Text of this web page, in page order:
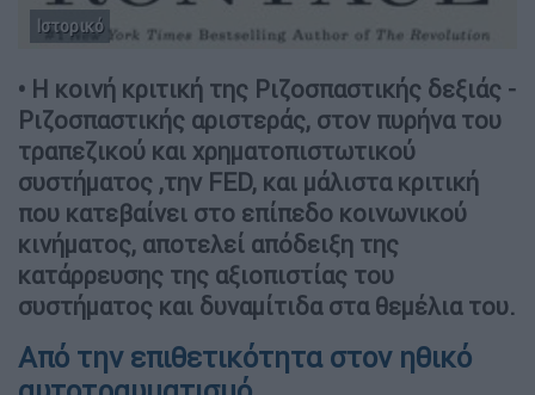
Ιστορικό
• Η κοινή κριτική της Ριζοσπαστικής δεξιάς -
Ριζοσπαστικής αριστεράς, στον πυρήνα του
τραπεζικού και χρηματοπιστωτικού
συστήματος ,την FED, και μάλιστα κριτική
που κατεβαίνει στο επίπεδο κοινωνικού
κινήματος, αποτελεί απόδειξη της
κατάρρευσης της αξιοπιστίας του
συστήματος και δυναμίτιδα στα θεμέλια του.
Από την επιθετικότητα στον ηθικό